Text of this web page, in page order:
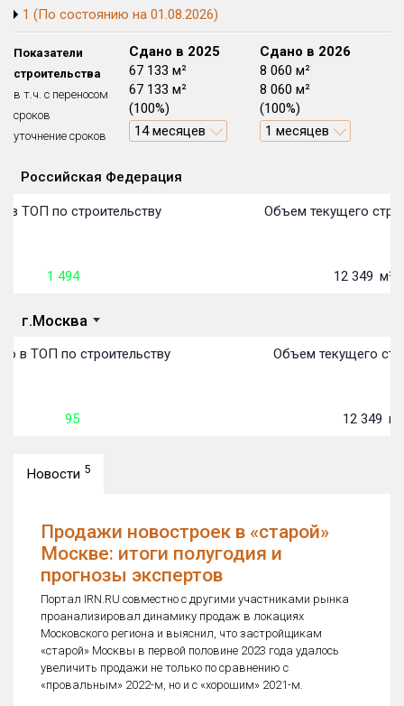
Блокированных домов
Квартир, апартаментов,
56 039 из 56 039
1 (По состоянию на 01.08.2026)
Показатели
строительства
в т.ч. с переносом
сроков
уточнение сроков
в 2024
м²
м²
Сдано в 2025
67 133 м²
67 133 м²
(100%)
14 месяцев
Сдано в 2026
8 060 м²
8 060 м²
(100%)
1 месяцев
Российская Федерация
в ТОП по строительству
1 494
Объем текущего
12 349м²
г.Москва
в ТОП по строительству
95
Объем текущего
12 349м²
Новости 5
Продажи новостроек в «старой»
Москве: итоги полугодия и
прогнозы экспертов
Портал IRN.RU совместно с другими участниками рынка
проанализировал динамику продаж в локациях
Московского региона и выяснил, что застройщикам
«старой» Москвы в первой половине 2023 года удалось
увеличить продажи не только по сравнению с
«провальным» 2022-м, но и с «хорошим» 2021-м.